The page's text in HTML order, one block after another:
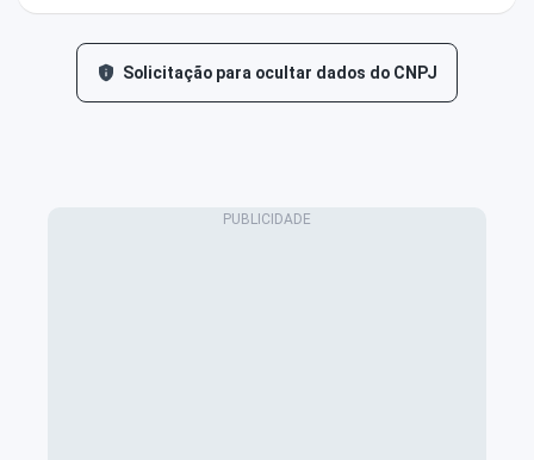
Solicitação para ocultar dados do CNPJ